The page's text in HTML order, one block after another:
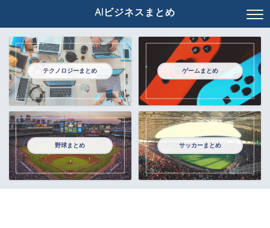
AIビジネスまとめ
テクノロジーまとめ ゲームまとめ
野球まとめ サッカーまとめ